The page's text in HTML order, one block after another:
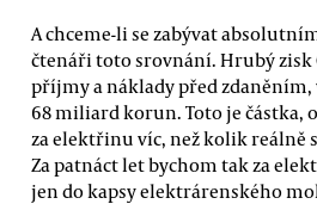
A chceme-li se zabývat
čtenáři toto srovnání. Hrubý zisk
příjmy a náklady před
68 miliard korun. Toto je částka,
za elektřinu víc, než kolik reálně
Za patnáct let bychom tak za
jen do kapsy elektrárenského